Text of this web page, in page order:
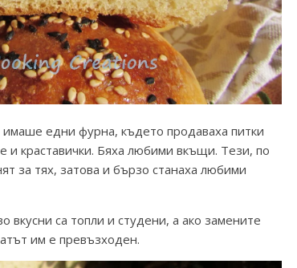
едни фурна, където продаваха питки
и краставички. Бяха любими вкъщи. Тези, по
за тях, затова и бързо станаха любими
вкусни са топли и студени, а ако замените
им е превъзходен.